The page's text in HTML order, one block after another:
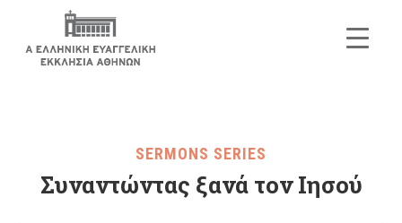
SERMONS SERIES
Συναντώντας ξανά τον Ιησού